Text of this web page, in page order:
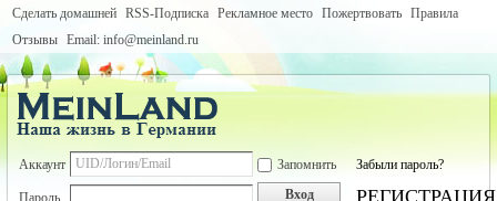
Сделать домашней RSS-Подписка Рекламное место Пожертвовать Правила
Отзывы Email: info@meinland.ru
Аккаунт Запомнить Забыли пароль?
Пароль Вход РЕГИСТРАЦИЯ